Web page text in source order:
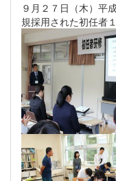
９月２７日（木）平
規採用された初任者